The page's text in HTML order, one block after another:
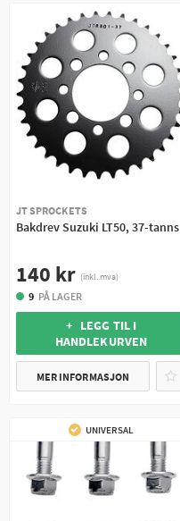
JT SPROCKETS
Bakdrev Suzuki LT50, 37-tanns
140 kr (inkl. mva)
9 PÅ LAGER
+ LEGG TIL I
HANDLEKURVEN
MER INFORMASJON
UNIVERSAL